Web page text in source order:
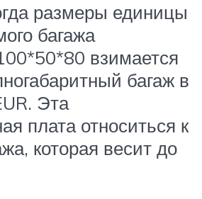
размеры единицы
багажа
взимается
багаж в
Эта
плата относиться к
которая весит до